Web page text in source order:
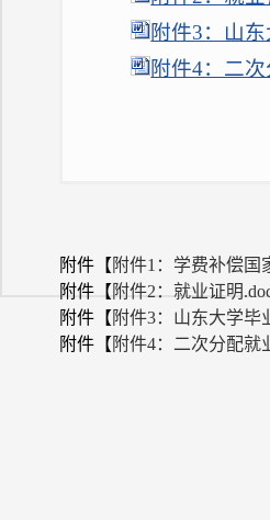
附件3：山
附件4：二
附件【 附件1：学费补偿国
附件【 附件2：就业证明
附件【 附件3：山东大学毕
附件【 附件4：二次分配就